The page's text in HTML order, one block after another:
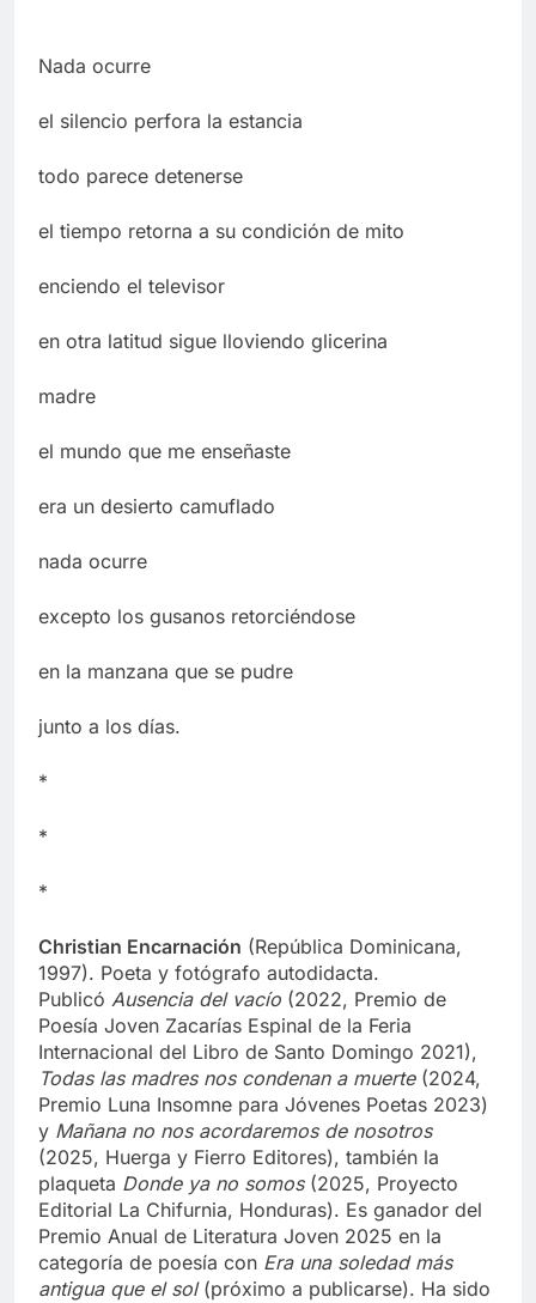
Nada ocurre
el silencio perfora la estancia
todo parece detenerse
el tiempo retorna a su condición de mito
enciendo el televisor
en otra latitud sigue lloviendo glicerina
madre
el mundo que me enseñaste
era un desierto camuflado
nada ocurre
excepto los gusanos retorciéndose
en la manzana que se pudre
junto a los días.
*
*
*
Christian Encarnación (República Dominicana,
1997). Poeta y fotógrafo autodidacta.
Publicó Ausencia del vacío (2022, Premio de
Poesía Joven Zacarías Espinal de la Feria
Internacional del Libro de Santo Domingo 2021),
Todas las madres nos condenan a muerte(2024,
Premio Luna Insomne para Jóvenes Poetas 2023)
y Mañana no nos acordaremos de nosotros
(2025, Huerga y Fierro Editores), también la
plaqueta Donde ya no somos(2025, Proyecto
Editorial La Chifurnia, Honduras). Es ganador del
Premio Anual de Literatura Joven 2025 en la
categoría de poesía con Era una soledad más
antigua que el sol(próximo a publicarse). Ha sido